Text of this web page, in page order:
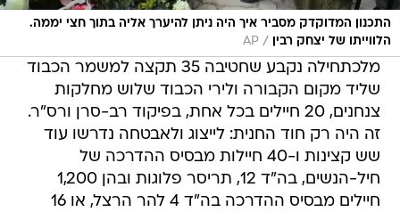
התכנון המדוקדק מסביר איך היה ניתן להיערך אליה בתוך חצי יממה.
הלווייתו של יצחק רבין
/
AP
מלכתחילה נקבע שחטיבה 35 תקצה למשמר הכבוד
שליד מקום הקבורה ולירי הכבוד שלוש מחלקות
צנחנים, 20 חיילים בכל אחת, בפיקוד רב-סרן ורס"ר.
זה היה רק חוד החנית: לייצוג ולאבטחה נדרשו עוד
שש קצינות ו-40 חיילות מבסיס ההדרכה של
חיל-הנשים, בה"ד 12, תריסר פלוגות ובהן 1,200
חיילים מבסיס ההדרכה בה"ד 4 להר הרצל, או 16